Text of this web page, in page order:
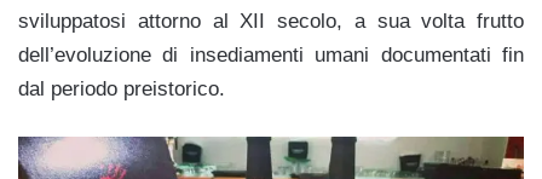
sviluppatosi attorno al XII secolo, a sua volta frutto
dell’evoluzione di insediamenti umani documentati fin
dal periodo preistorico.